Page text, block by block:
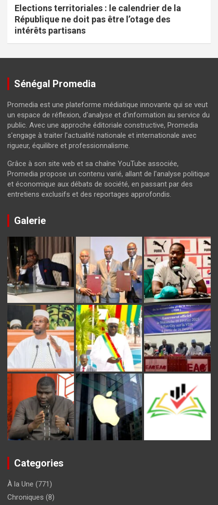
Elections territoriales : le calendrier de la
République ne doit pas être l’otage des
intérêts partisans
Sénégal Promedia
Promedia est une plateforme médiatique innovante qui se veut
un espace de réflexion, d'analyse et d'information au service du
public. Avec une approche éditoriale constructive, Promedia
s'engage à traiter l'actualité nationale et internationale avec
rigueur, équilibre et professionnalisme.
Grâce à son site web et sa chaîne YouTube associée,
Promedia propose un contenu varié, allant de l'analyse politique
et économique aux débats de société, en passant par des
entretiens exclusifs et des reportages approfondis.
Galerie
Categories
À la Une (771)
Chroniques (8)